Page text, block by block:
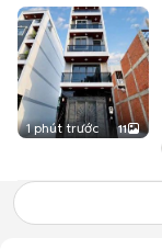
1 phút trước 11